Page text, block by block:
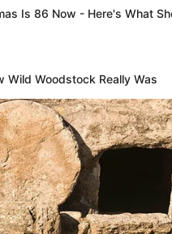
à Chantilly
Is 86 Now - Here's What
Wild Woodstock Really Was